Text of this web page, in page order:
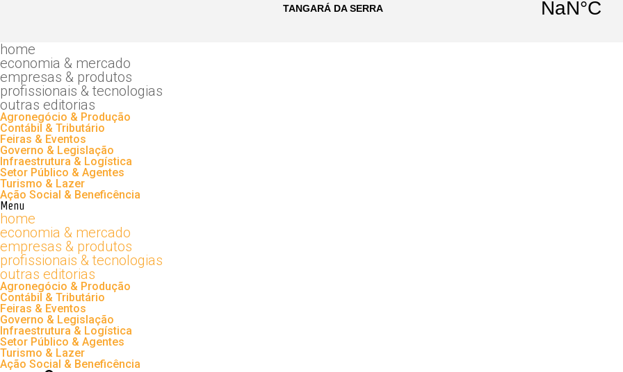
home
economia & mercado
empresas & produtos
profissionais & tecnologias
outras editorias
Agronegócio & Produção
Contábil & Tributário
Feiras & Eventos
Governo & Legislação
Infraestrutura & Logística
Setor Público & Agentes
Turismo & Lazer
Ação Social & Beneficência
Menu
home
economia & mercado
empresas & produtos
profissionais & tecnologias
outras editorias
Agronegócio & Produção
Contábil & Tributário
Feiras & Eventos
Governo & Legislação
Infraestrutura & Logística
Setor Público & Agentes
Turismo & Lazer
Ação Social & Beneficência